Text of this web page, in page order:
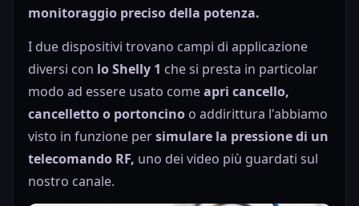
monitoraggio preciso della potenza.
I due dispositivi trovano campi di applicazione
diversi con lo Shelly 1 che si presta in particolar
modo ad essere usato comeapri cancello,
cancelletto o portoncino o addirittura l'abbiamo
visto in funzione persimulare la pressione di un
telecomando RF, uno dei video più guardati sul
nostro canale.